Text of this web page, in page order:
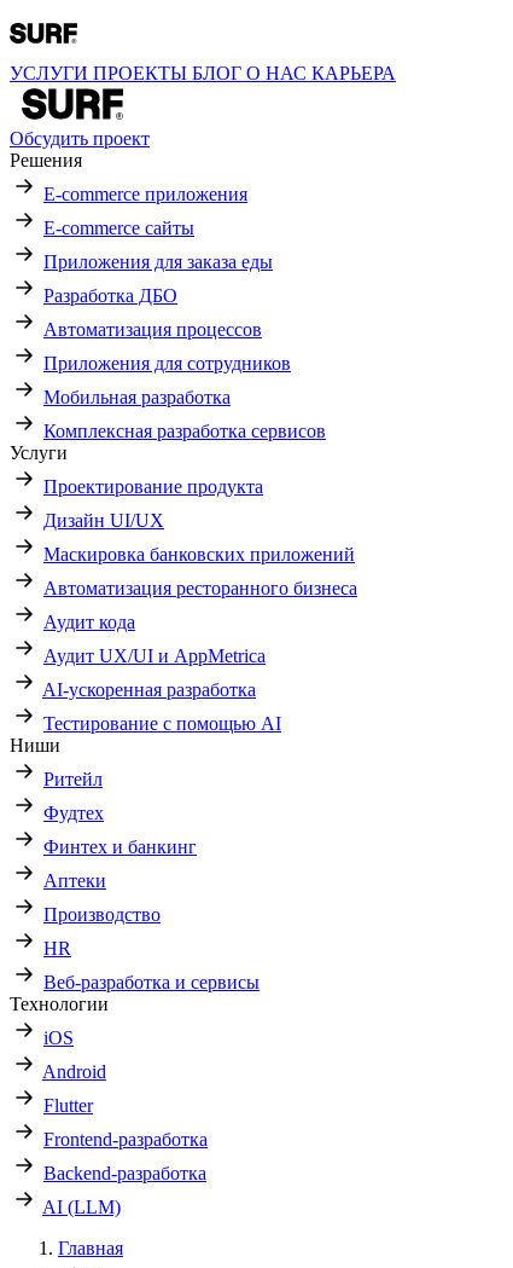
УСЛУГИ ПРОЕКТЫ БЛОГ О НАС КАРЬЕРА
Обсудить проект
Решения
E-commerce приложения
E-commerce сайты
Приложения для заказа еды
Разработка ДБО
Автоматизация процессов
Приложения для сотрудников
Мобильная разработка
Комплексная разработка сервисов
Услуги
Проектирование продукта
Дизайн UI/UX
Маскировка банковских приложений
Автоматизация ресторанного бизнеса
Аудит кода
Аудит UX/UI и AppMetrica
AI-ускоренная разработка
Тестирование с помощью AI
Ниши
Ритейл
Фудтех
Финтех и банкинг
Аптеки
Производство
HR
Веб-разработка и сервисы
Технологии
iOS
Android
Flutter
Frontend-разработка
Backend-разработка
AI (LLM)
Главная